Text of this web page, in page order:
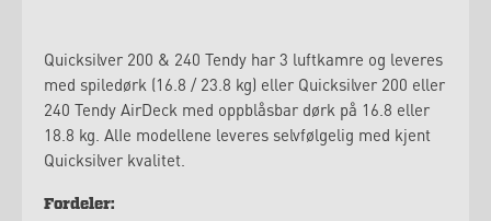
Quicksilver 200 & 240 Tendy har 3 luftkamre og leveres
med spiledørk (16.8 / 23.8 kg) eller Quicksilver 200 eller
240 Tendy AirDeck med oppblåsbar dørk på 16.8 eller
18.8 kg. AlIe modellene leveres selvfølgelig med kjent
Quicksilver kvalitet.
Fordeler: